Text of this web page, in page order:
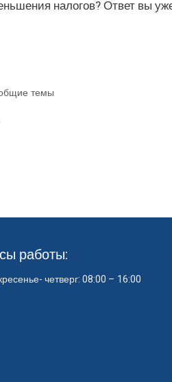
налогов? Ответ вы
темы
работы:
четверг: 08:00 – 16:00